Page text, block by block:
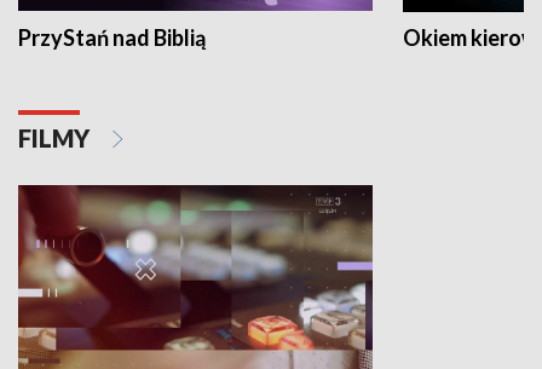
PrzyStań nad Biblią Okiem
FILMY